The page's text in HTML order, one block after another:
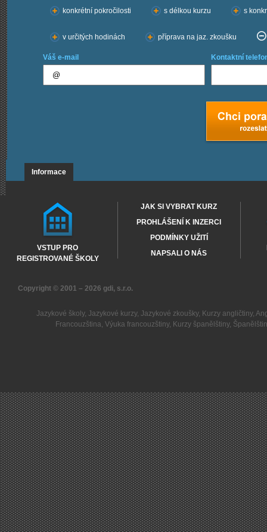
konkrétní pokročilosti
s délkou kurzu s
v určitých hodinách příprava na jaz. zkoušku
Váš e-mail Kontaktní
Informace
VSTUP PRO
REGISTROVANÉ ŠKOLY
JAK SI VYBRAT KURZ
PROHLÁŠENÍ K INZERCI
PODMÍNKY UŽITÍ
NAPSALI O NÁS
Copyright © 2001 – 2026 gdi, s.r.o.
Jazykové školy, Jazykové kurzy, Jazykové zkoušky, Kurzy angličtiny,
Francouzština,Výuka francouzštiny, Kurzy španělštiny,